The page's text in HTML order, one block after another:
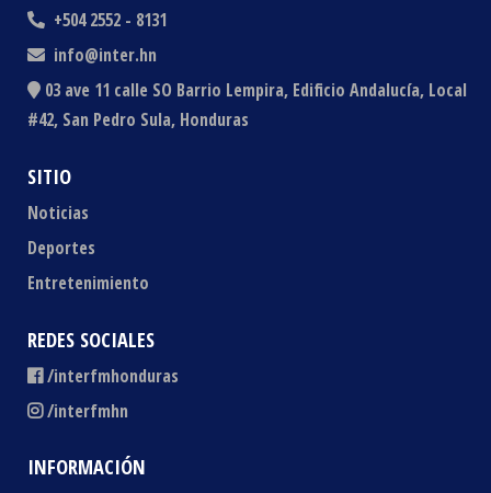
+504 2552 - 8131
info@inter.hn
03 ave 11 calle SO Barrio Lempira, Edificio Andalucía, Local
#42, San Pedro Sula, Honduras
SITIO
Noticias
Deportes
Entretenimiento
REDES SOCIALES
/interfmhonduras
/interfmhn
INFORMACIÓN